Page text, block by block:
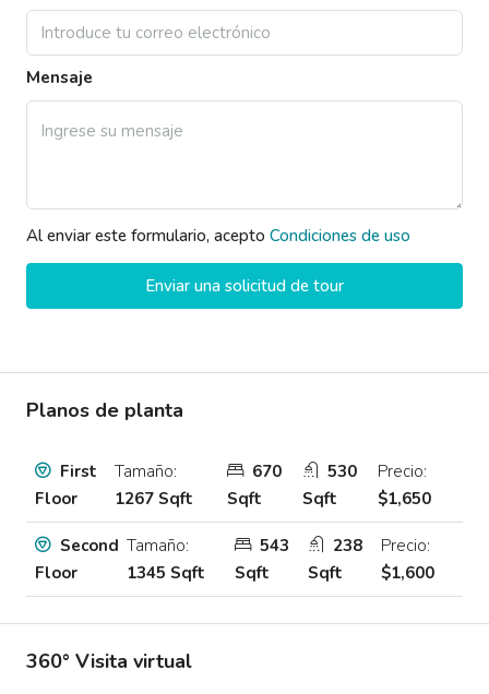
Mensaje
Al enviar este formulario, acepto Condiciones de uso
Enviar una solicitud de tour
Planos de planta
First
Floor
Tamaño:
1267 Sqft
670
Sqft
530
Sqft
Precio:
$1,650
Second
Floor
Tamaño:
1345 Sqft
543
Sqft
238
Sqft
Precio:
$1,600
360° Visita virtual